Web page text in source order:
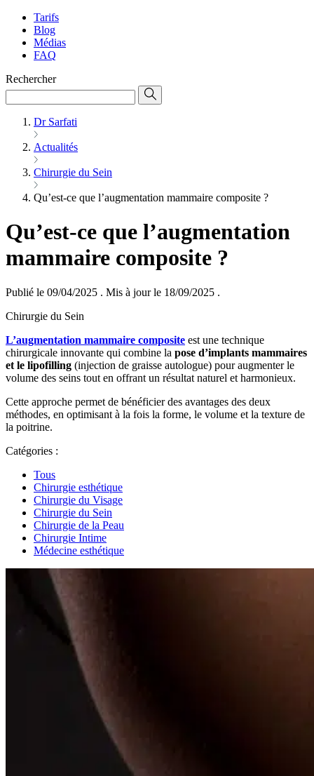
Tarifs
Blog
Médias
FAQ
Rechercher
Dr Sarfati
Actualités
Chirurgie du Sein
Qu’est-ce que l’augmentation mammaire composite ?
Qu’est-ce que l’augmentation
mammaire composite ?
Publié le 09/04/2025 . Mis à jour le 18/09/2025 .
Chirurgie du Sein
L’augmentation mammaire composite est une technique
chirurgicale innovante qui combine la pose d’implants mammaires
et le lipofilling (injection de graisse autologue) pour augmenter le
volume des seins tout en offrant un résultat naturel et harmonieux.
Cette approche permet de bénéficier des avantages des deux
méthodes, en optimisant à la fois la forme, le volume et la texture de
la poitrine.
Catégories :
Tous
Chirurgie esthétique
Chirurgie du Visage
Chirurgie du Sein
Chirurgie de la Peau
Chirurgie Intime
Médecine esthétique